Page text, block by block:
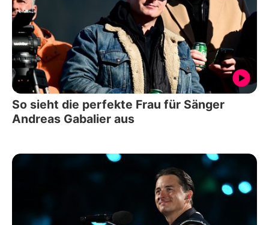
So sieht die perfekte Frau für Sänger
Andreas Gabalier aus